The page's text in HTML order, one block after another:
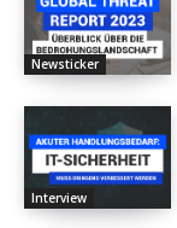
Newsticker
Interview